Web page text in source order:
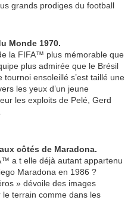
grands prodiges du football
Monde 1970.
la FIFA™ plus mémorable que
plus admirée que le Brésil
ensoleillé s’est taillé une
les yeux d’un jeune
les exploits de Pelé, Gerd
côtés de Maradona.
a t elle déjà autant appartenu
Maradona en 1986 ?
» dévoile des images
terrain comme dans les